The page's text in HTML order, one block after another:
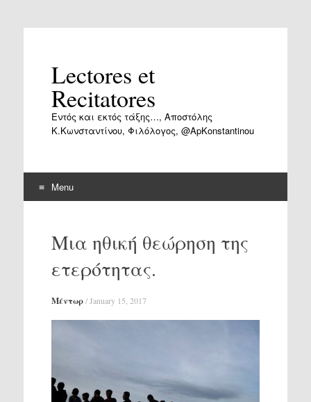
Lectores et
Recitatores
Εντός και εκτός τάξης…, Αποστόλης
Κ.Κωνσταντίνου, Φιλόλογος, @ApKonstantinou
Menu
contentΜια ηθική θεώρηση της
ετερότητας.
Μέντωρ/ January 15, 2017